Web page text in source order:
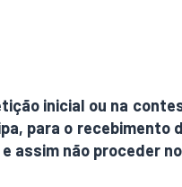
inicial ou na
para o recebimento
assim não proceder